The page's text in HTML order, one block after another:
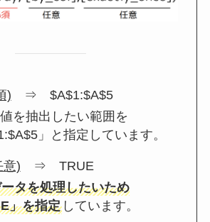
) ⇒ $A$1:$A$5
を抽出したい範囲を
」と指定しています。
意) ⇒ TRUE
タを処理したいため
」を指定しています。